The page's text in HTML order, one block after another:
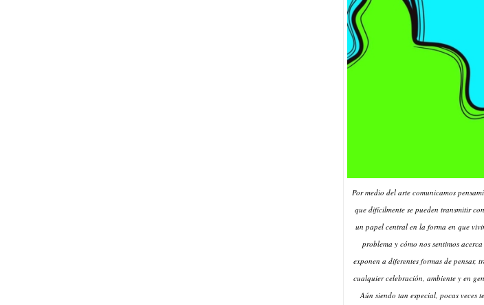
Por medio del arte comunicamos
que difícilmente se pueden transmitir
un papel central en la forma en que
problema y cómo nos sentimos
exponen a diferentes formas de pensar,
cualquier celebración, ambiente y en
Aún siendo tan especial, pocas veces